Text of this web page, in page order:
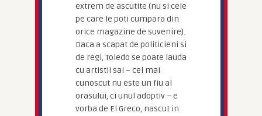
extrem de ascutite (nu si cele
pe care le poti cumpara din
orice magazine de suvenire).
Daca a scapat de politicieni si
de regi, Toledo se poate lauda
cu artistii sai – cel mai
cunoscut nu este un fiu al
orasului, ci unul adoptiv – e
vorba de El Greco, nascut in